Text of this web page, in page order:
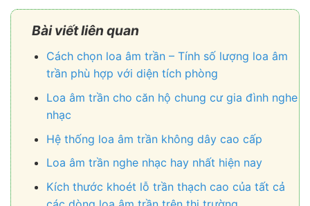
Bài viết liên quan
Cách chọn loa âm trần – Tính số lượng loa âm
trần phù hợp với diện tích phòng
Loa âm trần cho căn hộ chung cư gia đình nghe
nhạc
Hệ thống loa âm trần không dây cao cấp
Loa âm trần nghe nhạc hay nhất hiện nay
Kích thước khoét lỗ trần thạch cao của tất cả